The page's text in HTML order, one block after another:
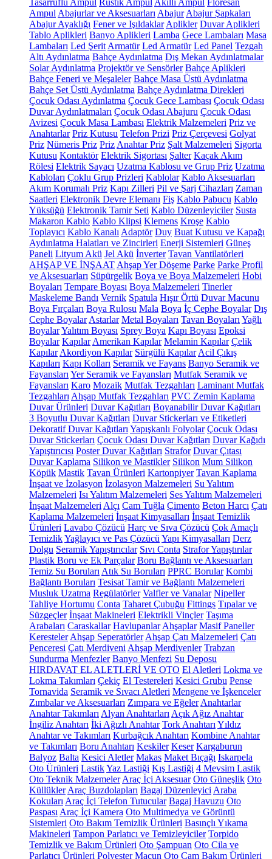
Tasarruflu Ampul Rustik Ampul Akıllı Ampul Floresan
Ampul Abajurlar ve Aksesuarları Abajur Abajur Şapkaları
Abajur Ayaklığı Fener ve Işıldaklar Aplikler Duvar Aplikleri
Tablo Aplikleri Banyo Aplikleri Lamba Gece Lambaları Masa
Lambaları Led Şerit Armatür Led Armatür Led Panel Tezgah
Altı Aydınlatma Bahçe Aydınlatma Dış Mekan Aydınlatmalar
Solar Aydınlatma Projektör ve Sensörler Bahçe Aplikleri
Bahçe Feneri ve Meşaleler Bahçe Masa Üstü Aydınlatma
Bahçe Set Üstü Aydınlatma Bahçe Aydınlatma Direkleri
Çocuk Odası Aydınlatma Çocuk Gece Lambası Çocuk Odası
Duvar Aydınlatmaları Çocuk Odası Abajuru Çocuk Odası
Avizesi Çocuk Masa Lambası Elektrik Malzemeleri Priz ve
Anahtarlar Priz Kutusu Telefon Prizi Priz Çerçevesi Golyat
Priz Nümeris Priz Priz Anahtar Priz Şalt Malzemeleri Sigorta
Kutusu Kontaktör Elektrik Sigortası Şalter Kaçak Akım
Rölesi Elektrik Sayacı Uzatma Kablosu ve Grup Priz Uzatma
Kabloları Çoklu Grup Prizleri Kablolar Kablo Aksesuarları
Akım Korumalı Priz Kapı Zilleri Pil ve Şarj Cihazları Zaman
Saatleri Elektronik Devre Elemanı Fiş Kablo Pabucu Kablo
Yüksüğü Elektronik Tamir Seti Kablo Düzenleyiciler Susta
Makaron Kablo Kablo Klipsi Klemens Kroşe Kablo
Toplayıcı Kablo Kanalı Adaptör Duy Buat Kutusu ve Kapağı
Aydınlatma Halatları ve Zincirleri Enerji Sistemleri Güneş
Paneli Lityum Akü Jel Akü İnverter Tavan Vantilatörleri
AHŞAP VE İNŞAAT Ahşap Yer Döşeme Parke Parke Profil
ve Aksesuarları Süpürgelik Boya ve Boya Malzemeleri Hobi
Boyaları Tempare Boyası Boya Malzemeleri Tinerler
Maskeleme Bandı Vernik Spatula Hışır Örtü Duvar Macunu
Boya Fırçaları Boya Rulosu Mala Boya İç Cephe Boyalar Dış
Cephe Boyalar Astarlar Metal Boyaları Tavan Boyaları Yağlı
BoyalarYalıtım Boyası Sprey Boya Kapı Boyası Epoksi
Boyalar Kapılar Amerikan Kapılar Melamin Kapılar Çelik
Kapılar Akordiyon Kapılar Sürgülü Kapılar Acil Çıkış
Kapıları Kapı Kolları Seramik ve Fayans Banyo Seramik ve
Fayansları Yer Seramik ve Fayansları Mutfak Seramik ve
Fayansları Karo Mozaik Mutfak Tezgahları Laminant Mutfak
Tezgahları Ahşap Mutfak Tezgahları PVC Zemin Kaplama
Duvar Ürünleri Duvar Kağıtları Boyanabilir Duvar Kağıtları
3 Boyutlu Duvar Kağıtları Duvar Stickerları ve Etiketleri
Dekoratif Duvar Kağıtları Yapışkanlı Folyolar Çocuk Odası
Duvar Stickerları Çocuk Odası Duvar Kağıtları Duvar Kağıdı
Yapıştırıcısı Poster Duvar Kağıtları Strafor Duvar Çıtası
Duvar Kaplama Silikon ve Mastikler Silikon Mum Silikon
Köpük Mastik Tavan Ürünleri Kartonpiyer Tavan Kaplama
İnşaat ve İzolasyon İzolasyon Malzemeleri Su Yalıtım
Malzemeleri Isı Yalıtım Malzemeleri Ses Yalıtım Malzemeleri
İnşaat Malzemeleri Alçı Cam Tuğla Çimento Beton Harcı Çatı
Kaplama Malzemeleri İnşaat Kimyasalları İnşaat Temizlik
Ürünleri Lavabo Çözücü Harç ve Sıva Çözücü Çok Amaçlı
TemizlikYağlayıcı ve Pas Çözücü Yapı Kimyasalları Derz
Dolgu Seramik Yapıştırıcılar Sıvı Conta Strafor Yapıştırılar
Plastik Boru ve Ek Parçalar Boru Bağlantı ve Aksesuarları
Temiz Su Boruları Atık Su Boruları PPRC Borular Kombi
Bağlantı Boruları Tesisat Tamir ve Bağlantı Malzemeleri
Musluk Uzatma Regülatörler Valfler ve Vanalar Nipeller
Tahliye Hortumu Conta Taharet Çubuğu Fittings Tıpalar ve
Süzgeçler İnşaat Makineleri Elektrikli Vinçler Taşıma
Arabaları Caraskallar Havlupanlar Ahşaplar Masif Paneller
Keresteler Ahşap Seperatörler Ahşap Çatı Malzemeleri Çatı
Penceresi Çatı Merdiveni Ahşap Merdivenler Trabzan
Sundurma Menfezler Banyo Menfezi Su Deposu
HIRDAVAT EL ALETLERİ VE OTO El Aletleri Lokma ve
Lokma Takımları Çekiç El Testereleri Kesici Grubu Pense
Tornavida Seramik ve Sıvacı Aletleri Mengene ve İşkenceler
Zımbalar ve Aksesuarları Zımpara ve Eğeler Anahtarlar
Anahtar Takımları Alyan Anahtarları Açık Ağız Anahtar
İngiliz Anahtarı İki Ağızlı Anahtar Tork Anahtarı Yıldız
Anahtar ve Takımları Kurbağcık Anahtarı Kombine Anahtar
ve Takımları Boru Anahtarı Keskiler Keser Kargaburun
Balyoz Balta Kesici Aletler Makas Maket Bıçağı Iskarpela
Oto Ürünleri LastikYaz Lastiği Kış Lastiği 4 Mevsim Lastik
Oto Teknik Malzemeler Araç İçi Aksesuar Oto Güneşlik Oto
Küllükler Araç Buzdolapları Bagaj Düzenleyici Araba
Kokuları Araç İçi Telefon Tutucular Bagaj Havuzu Oto
Paspası Araç İçi Kamera Oto Multimedya ve Görüntü
Sistemleri Oto Bakım Temizlik Ürünleri Basınçlı Yıkama
Makineleri Tampon Parlatıcı ve Temizleyiciler Torpido
Temizlik ve Bakım Ürünleri Oto Şampuan Oto Cila ve
Parlatıcı Ürünleri Polyester Macun Oto Cam Bakım Ürünleri